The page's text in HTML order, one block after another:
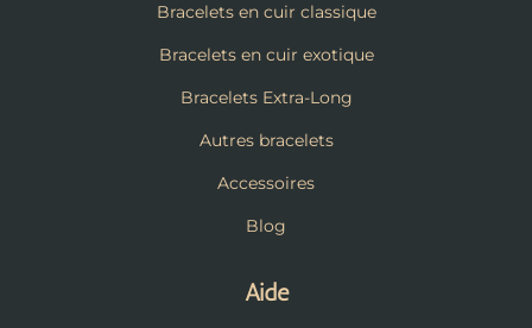
Bracelets en cuir classique
Bracelets en cuir exotique
Bracelets Extra-Long
Autres bracelets
Accessoires
Blog
Aide